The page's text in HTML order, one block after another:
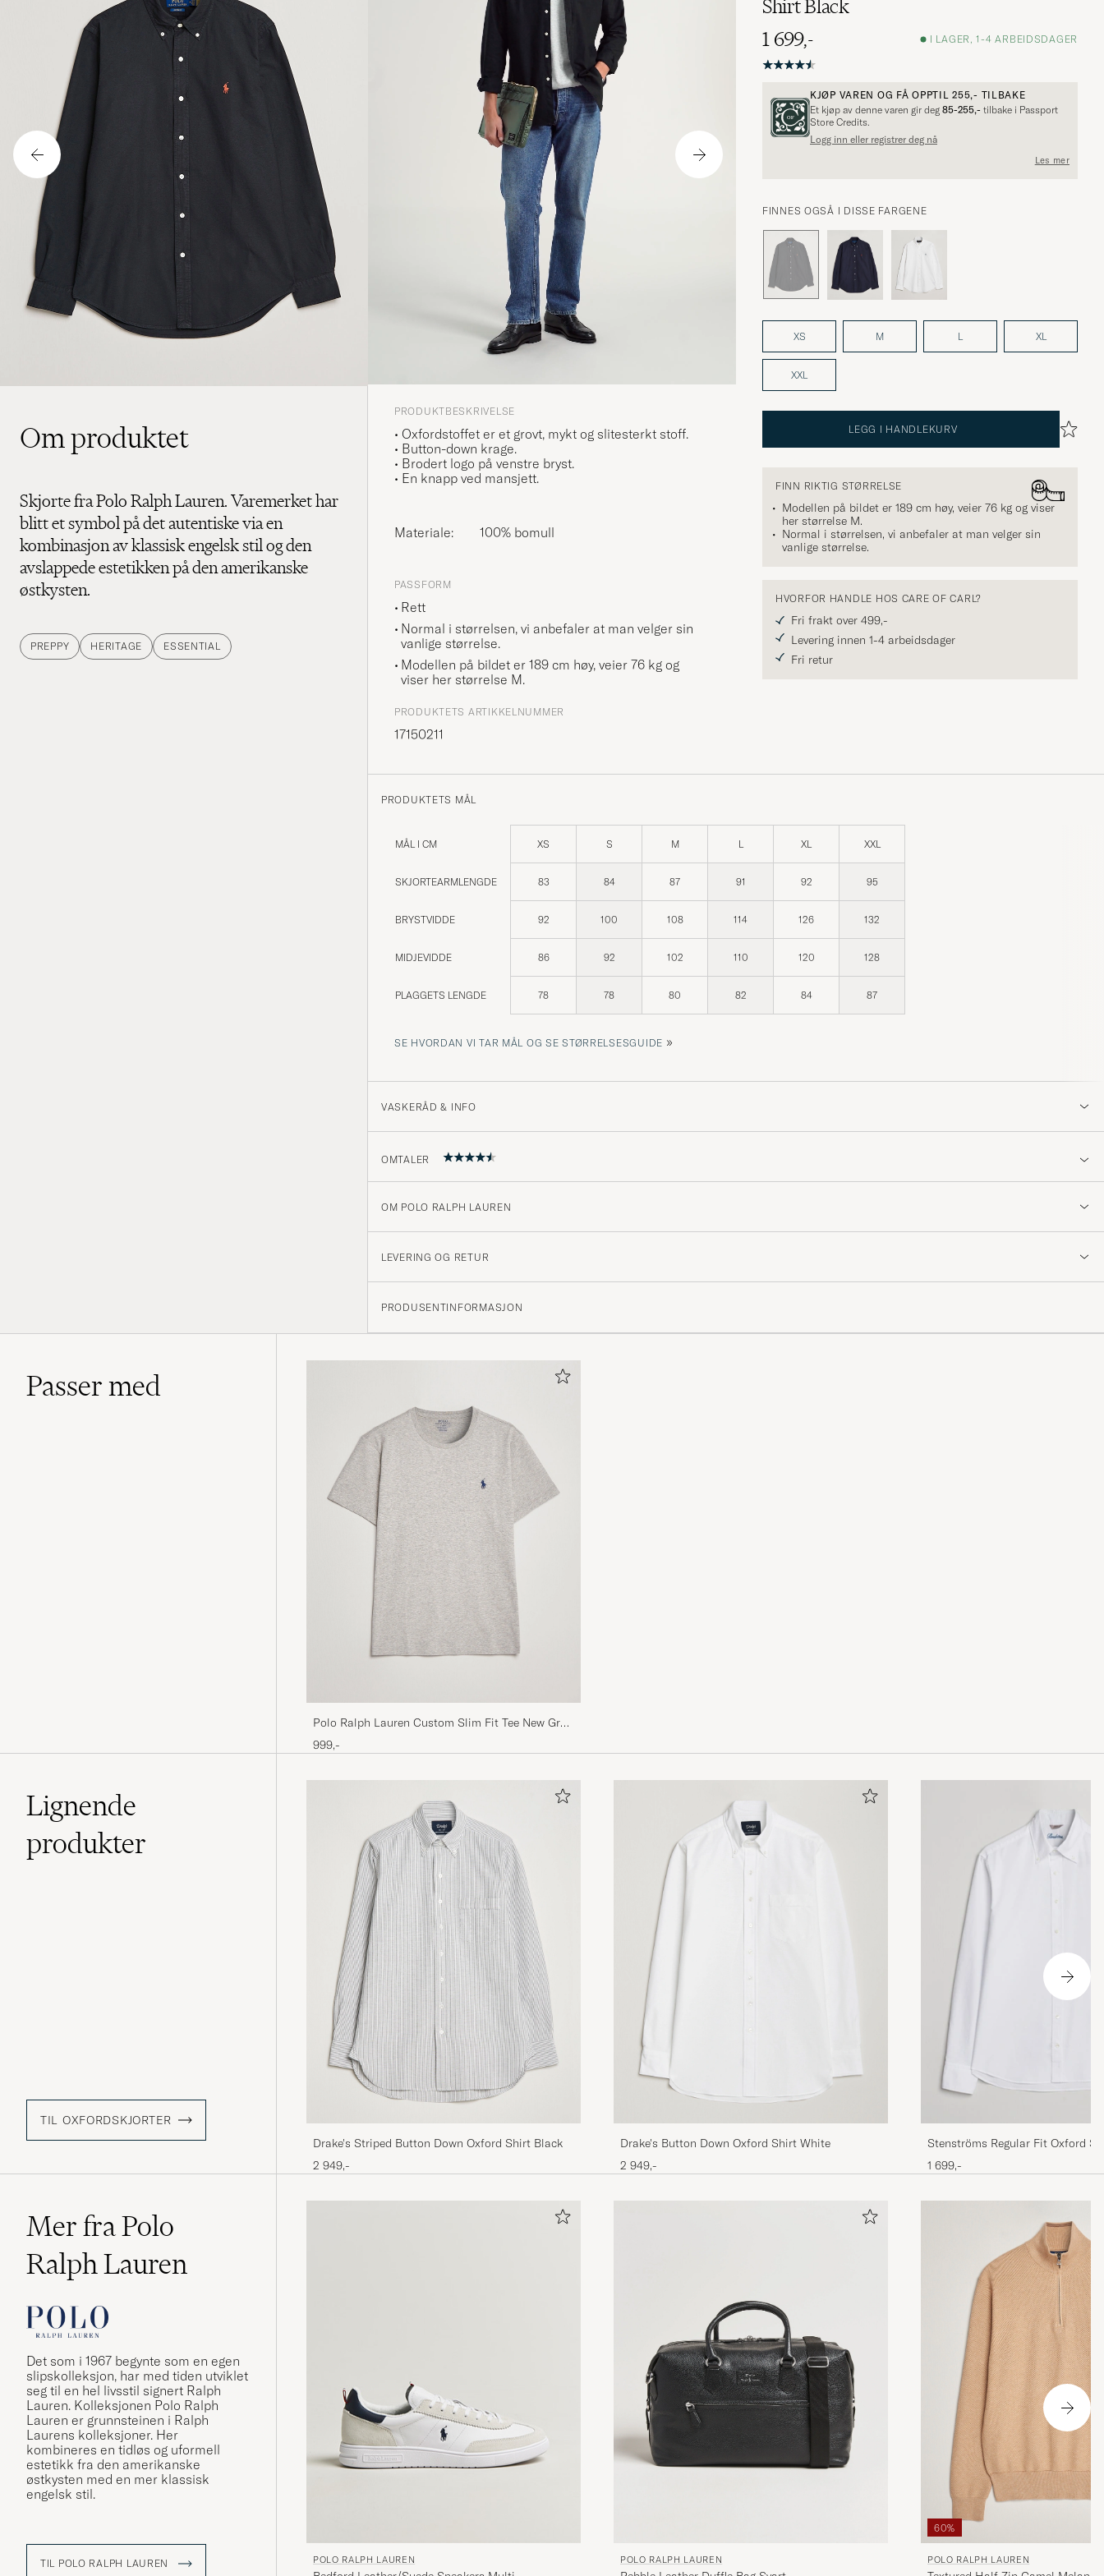
Modellen på bildet er 189 cm høy, veier 76 kg og viser her størrelse
Shirt Black
1 699,-
I LAGER, 1-4 ARBEIDSDAGER
KJØP VAREN OG FÅ OPPTIL255,- TILBAKE
Et kjøp av denne varen gir deg 85-255,- tilbake i Passport
Store Credits.
Logg inn eller registrer deg nå
Les mer
FINNES OGSÅ I DISSE FARGENE
XS M L XL
XXL
LEGG I HANDLEKURV
FINN RIKTIG STØRRELSE
Modellen på bildet er 189 cm høy, veier 76 kg og viser
her størrelse M.
Normal i størrelsen, vi anbefaler at man velger sin
vanlige størrelse.
HVORFOR HANDLE HOS CARE OF CARL?
Fri frakt over 499,-
Levering innen 1-4 arbeidsdager
Fri retur
Om produktet
Skjorte fra Polo Ralph Lauren. Varemerket har
blitt et symbol på det autentiske via en
kombinasjon av klassisk engelsk stil og den
avslappede estetikken på den amerikanske
østkysten.
PREPPY HERITAGE ESSENTIAL
PRODUKTBESKRIVELSE
• Oxfordstoffet er et grovt, mykt og slitesterkt stoff.
• Button-down krage.
• Brodert logo på venstre bryst.
• En knapp ved mansjett.
Materiale: 100% bomull
PASSFORM
Rett
Normal i størrelsen, vi anbefaler at man velger sin
vanlige størrelse.
Modellen på bildet er 189 cm høy, veier 76 kg og
viser her størrelse M.
PRODUKTETS ARTIKKELNUMMER
17150211
PRODUKTETS MÅL
MÅL I CM XS S M L XL XXL
SKJORTEARMLENGDE 83 84 87 91 92 95
BRYSTVIDDE 92 100 108 114 126 132
MIDJEVIDDE 86 92 102 110 120 128
PLAGGETS LENGDE 78 78 80 82 84 87
SE HVORDAN VI TAR MÅL OG SE STØRRELSESGUIDE »
VASKERÅD & INFO
OMTALER
4.8
(37)
Jättesnygg
CECILIA H KJØPTE PÅ CAREOFCARL.SE
Bra service
JEFERSON B KJØPTE PÅ CAREOFCARL.NO
Sånn som det skal være
SIGURD ARTHUR EILERTSEN J
LINUS F KJØPTE PÅ CAREOFCARL.SE
KJØPTE PÅ CAREOFCARL.SE
Supernöjd perfekt i storlek. Snabb hantering, återkommer
LENA L KJØPTE PÅ CAREOFCARL.SE
Polo som alltid fint matrial och perfekt sömmnad
KJØPTE PÅ CAREOFCARL.SE
👍👍👍👍👍👍👍👍👍👍👍👍👍👍
KRZYSZTOF W KJØPTE PÅ CAREOFCARL.DE
Jättefin Oxfordskjorta i en härlig ”vintage” bomullskvalitet! Glad att Jag
köpte två!
OM POLO RALPH LAUREN
LEVERING OG RETUR
PRODUSENTINFORMASJON
Passer med
Polo Ralph Lauren Custom Slim Fit Tee New Grey
Heather
999,-
Lignende
produkter
TIL OXFORDSKJORTER
Drake's Striped Button Down Oxford Shirt Black
2 949,-
Drake's Button Down Oxford Shirt White
2 949,-
Stenströms Regular Fit Oxford
1 699,-
Mer fra Polo
Ralph Lauren
Det som i 1967 begynte som en egen
slipskolleksjon, har med tiden utviklet
seg til en hel livsstil signert Ralph
Lauren. Kolleksjonen Polo Ralph
Lauren er grunnsteinen i Ralph
Laurens kolleksjoner. Her
kombineres en tidløs og uformell
estetikk fra den amerikanske
østkysten med en mer klassisk
engelsk stil.
TIL POLO RALPH LAUREN POLO RALPH LAUREN POLO RALPH LAUREN
60%
POLO RALPH LAUREN